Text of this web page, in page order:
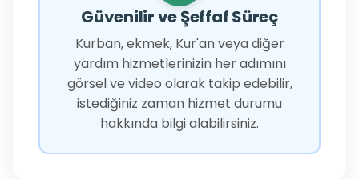
Güvenilir ve Şeffaf Süreç
Kurban, ekmek, Kur'an veya diğer
yardım hizmetlerinizin her adımını
görsel ve video olarak takip edebilir,
istediğiniz zaman hizmet durumu
hakkında bilgi alabilirsiniz.